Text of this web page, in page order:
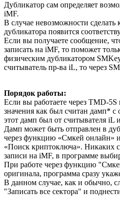
Дубликатор сам определяет
iMF.
В случае невозможности сделать
дубликатора появится
Если вы получаете сообщение,
записать на iMF, то поможет
физическим дубликатором
считыватель пр-ва iL, то через
Порядок работы:
Если вы работаете через TMD-
значения как был считан дамп* с
этот дамп был от считывателя iL
Дамп может быть отправлен в
через функцию «Смкей онлайн»
«Поиск криптоключа». Никаких
записи на iMF, в программе
При работе через функцию
оригинала, программа сразу
В данном случае, как и обычно,
"Записать все сектора" и